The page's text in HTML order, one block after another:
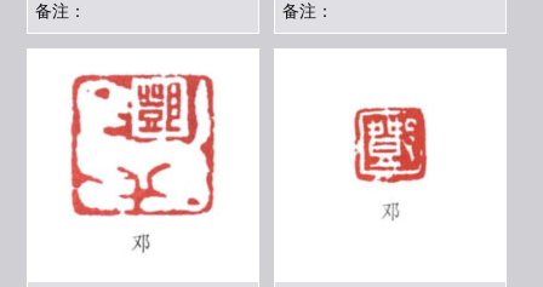
备注：
备注：